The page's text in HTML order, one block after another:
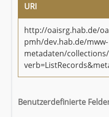
URI
http://oaisrg.hab.de/
pmh/dev.hab.de/mww-
metadaten/
Benutzerdefinierte